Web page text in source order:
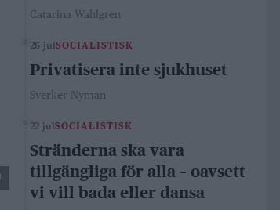
Catarina Wahlgren
26 julSOCIALISTISK
Privatisera inte sjukhuset
Sverker Nyman
22 julSOCIALISTISK
Stränderna ska vara
tillgängliga för alla – oavsett
vi vill bada eller dansa